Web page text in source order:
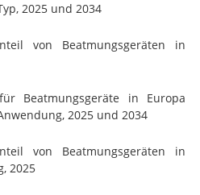
2025 und 2034
von Beatmungsgeräten in
Beatmungsgeräte in Europa
2025 und 2034
von Beatmungsgeräten in
2025